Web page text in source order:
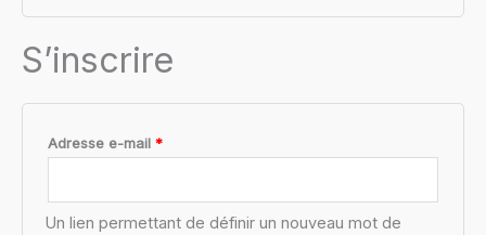
S’inscrire
Adresse e-mail *Obligatoire
Un lien permettant de définir un nouveau mot de